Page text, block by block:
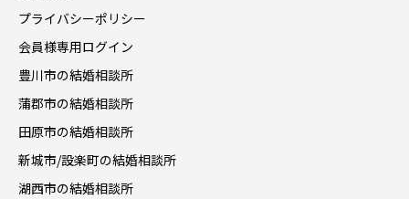
プライバシーポリシー
会員様専用ログイン
豊川市の結婚相談所
蒲郡市の結婚相談所
田原市の結婚相談所
新城市/設楽町の結婚相談所
湖西市の結婚相談所